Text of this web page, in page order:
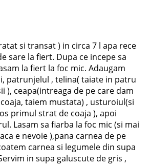
si transat ) in circa 7 l apa rece
sare la fiert. Dupa ce incepe sa
la fiert la foc mic. Adaugam
patrunjelul , telina( taiate in patru
), ceapa(intreaga de pe care dam
taiem mustata) , usturoiul(si
primul strat de coaja ), apoi
Lasam sa fiarba la foc mic (si mai
e nevoie ),pana carnea de pe
carnea si legumele din supa
in supa galuscute de gris ,